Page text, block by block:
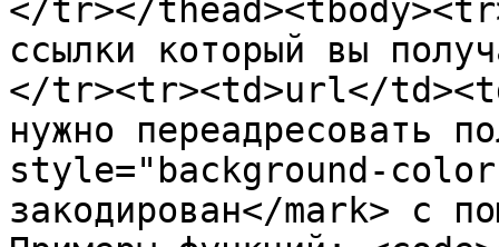
</tr></
ссылки который вы
</tr><tr><td>url</
нужно переадресовать
style="background-
закодирован</mark> с